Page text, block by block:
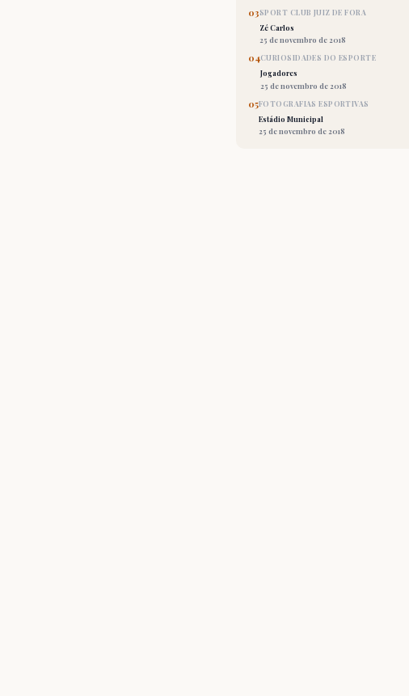
03SPORT CLUB JUIZ DE FORA
Zé Carlos
25 de novembro de 2018
04CURIOSIDADES DO ESPORTE
Jogadores
25 de novembro de 2018
05FOTOGRAFIAS ESPORTIVAS
Estádio Municipal
25 de novembro de 2018